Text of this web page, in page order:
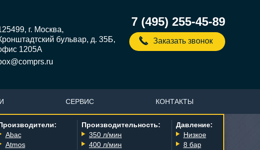
г. Москва,
бульвар, д. 35Б,
1205А
7 (495) 255-45-89
Заказать звонок
Abac
Atmos
Производительность:
350 л/мин
400 л/мин
Давление:
Низкое
8 бар
СЕРВИС КОНТАКТЫ